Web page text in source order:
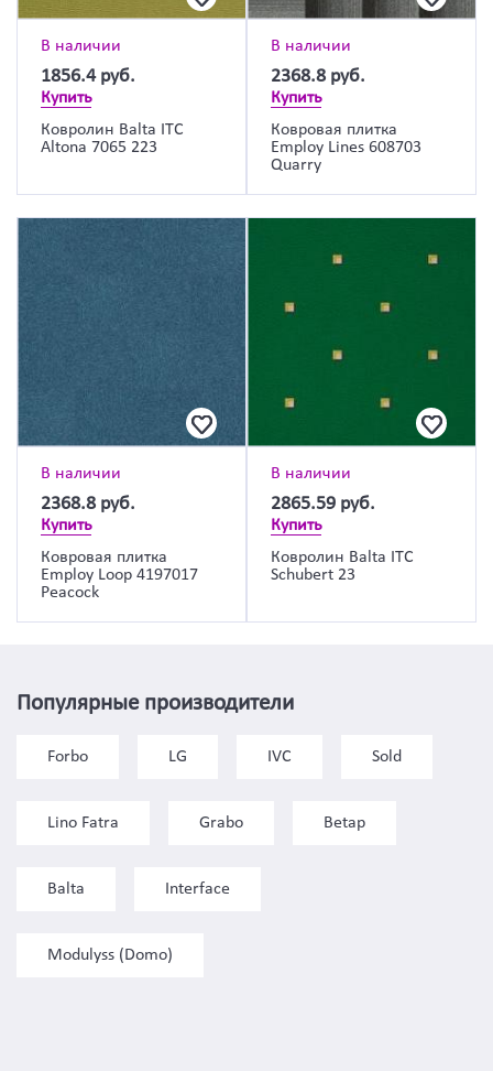
В наличии
1856.4 руб.
Купить
Ковролин Balta ITC
Altona 7065 223
В наличии
2368.8 руб.
Купить
Ковровая плитка
Employ Lines 608703
Quarry
В наличии
2368.8 руб.
Купить
Ковровая плитка
Employ Loop 4197017
Peacock
В наличии
2865.59 руб.
Купить
Ковролин Balta ITC
Schubert 23
Популярные производители
Forbo LG IVC Sold
Lino Fatra Grabo Betap
Balta Interface
Modulyss (Domo)